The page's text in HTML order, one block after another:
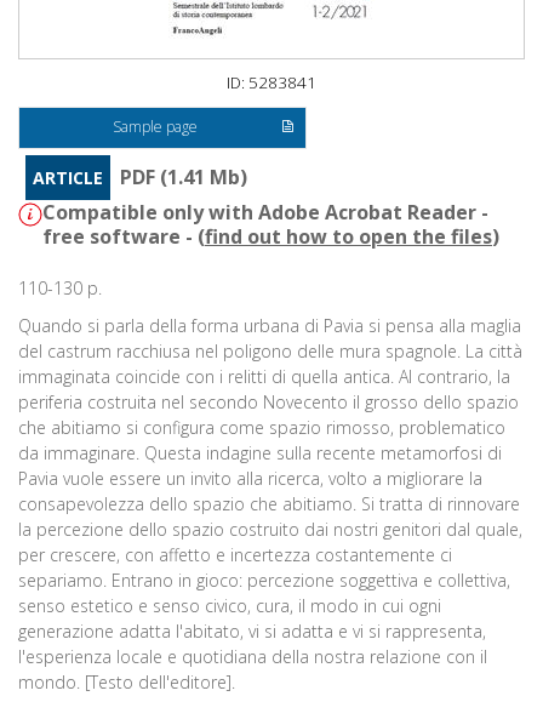
ID: 5283841
Sample page
ARTICLE
PDF (1.41 Mb)
Compatible only with Adobe Acrobat Reader -
free software - (find out how to open the files)
110-130 p.
Quando si parla della forma urbana di Pavia si pensa alla maglia
del castrum racchiusa nel poligono delle mura spagnole. La città
immaginata coincide con i relitti di quella antica. Al contrario, la
periferia costruita nel secondo Novecento il grosso dello spazio
che abitiamo si configura come spazio rimosso, problematico
da immaginare. Questa indagine sulla recente metamorfosi di
Pavia vuole essere un invito alla ricerca, volto a migliorare la
consapevolezza dello spazio che abitiamo. Si tratta di rinnovare
la percezione dello spazio costruito dai nostri genitori dal quale,
per crescere, con affetto e incertezza costantemente ci
separiamo. Entrano in gioco: percezione soggettiva e collettiva,
senso estetico e senso civico, cura, il modo in cui ogni
generazione adatta l'abitato, vi si adatta e vi si rappresenta,
l'esperienza locale e quotidiana della nostra relazione con il
mondo. [Testo dell'editore].